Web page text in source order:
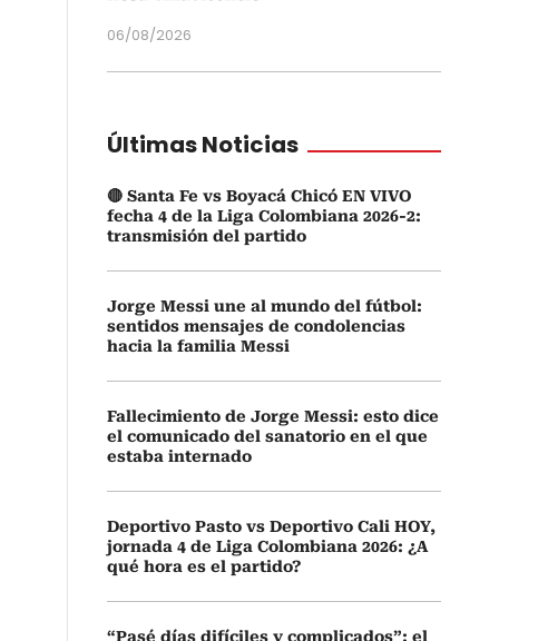
06/08/2026
Últimas Noticias
🔴 Santa Fe vs Boyacá Chicó EN VIVO
fecha 4 de la Liga Colombiana 2026-2:
transmisión del partido
Jorge Messi une al mundo del fútbol:
sentidos mensajes de condolencias
hacia la familia Messi
Fallecimiento de Jorge Messi: esto dice
el comunicado del sanatorio en el que
estaba internado
Deportivo Pasto vs Deportivo Cali HOY,
jornada 4 de Liga Colombiana 2026: ¿A
qué hora es el partido?
“Pasé días difíciles y complicados”: el